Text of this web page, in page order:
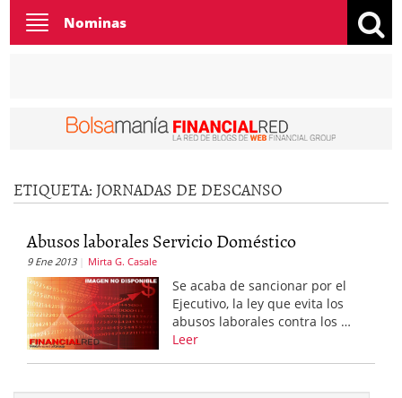
Toggle
navigation
Nominas
ETIQUETA: JORNADAS DE DESCANSO
Abusos laborales Servicio Doméstico
9 Ene 2013 Mirta G. Casale
Se acaba de sancionar por el
Ejecutivo, la ley que evita los
abusos laborales contra los …
Leer